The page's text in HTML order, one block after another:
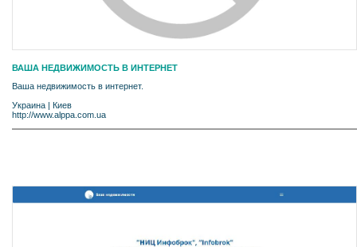
ВАША НЕДВИЖИМОСТЬ В ИНТЕРНЕТ
Ваша недвижимость в интернет.
Украина | Киев
http://www.alppa.com.ua